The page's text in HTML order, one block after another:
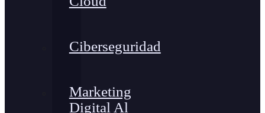
Ciberseguridad
Marketing
Digital Al